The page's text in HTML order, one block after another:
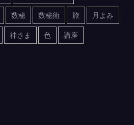
数秘 数秘術 旅 月よみ
神さま 色 講座